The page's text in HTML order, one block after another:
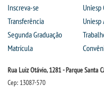
Inscreva-se
Transferência
Segunda Graduação
Matrícula
Rua Luiz Otávio, 1281 - Parque Santa
Cep: 13087-570